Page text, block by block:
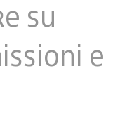
su
e